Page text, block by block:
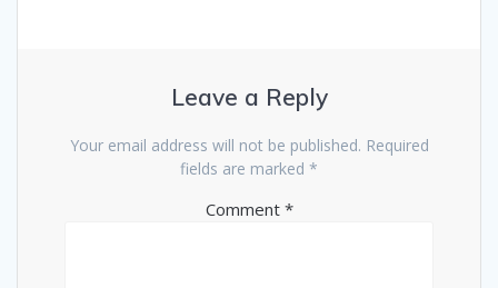
Leave a Reply
Your email address will not be published. Required
fields are marked *
Comment *